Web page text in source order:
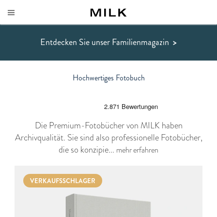
Entdecken Sie unser Familienmagazin >
Hochwertiges Fotobuch
Die Premium-Fotobücher von MILK haben
Archivqualität. Sie sind also professionelle Fotobücher,
die so konzipie... mehr erfahren
VERKAUFSSCHLAGER